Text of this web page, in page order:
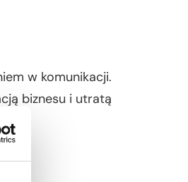
w komunikacji.
biznesu i utratą